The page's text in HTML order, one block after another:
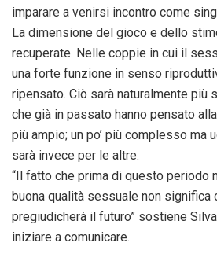
imparare a venirsi incontro come
La dimensione del gioco e dello
recuperate. Nelle coppie in cui il
una forte funzione in senso
ripensato. Ciò sarà naturalmente più
che già in passato hanno pensato
più ampio; un po’ più complesso ma
sarà invece per le altre.
“Il fatto che prima di questo periodo
buona qualità sessuale non significa
pregiudicherà il futuro” sostiene
iniziare a comunicare.